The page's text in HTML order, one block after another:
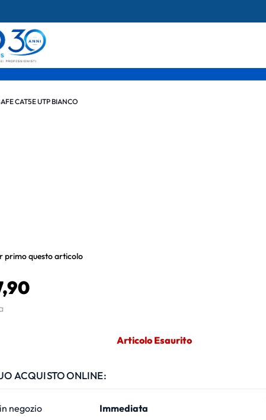
CAT5E UTP BIANCO
primo questo articolo
Articolo Esaurito
ACQUISTO ONLINE:
negozio Immediata